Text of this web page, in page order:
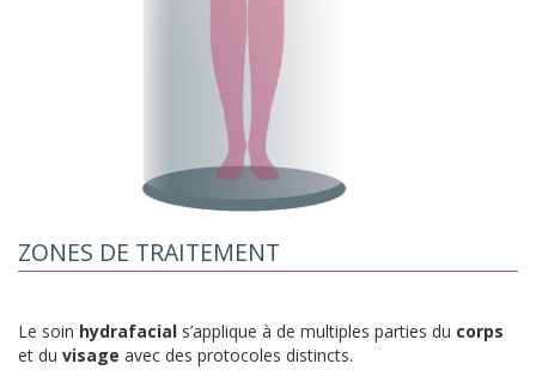
ZONES DE TRAITEMENT
Le soin hydrafacial s’applique à de multiples parties du corps
et du visage avec des protocoles distincts.